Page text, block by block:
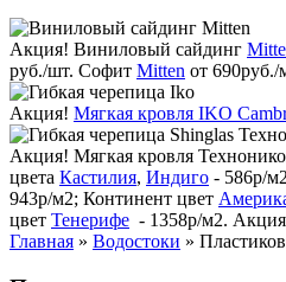
Акция! Виниловый сайдинг
руб./шт. Софит Mitten от 690руб./
Акция! Мягкая кровля IKO
Акция! Мягкая кровля
цвета Кастилия, Индиго - 586р/
943р/м2; Континент цвет
цвет Тенерифе - 1358р/м2. Акция
Главная » Водостоки »